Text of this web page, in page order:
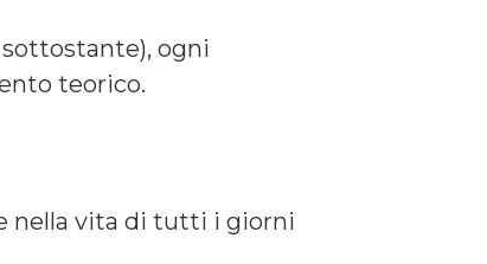
ogni
teorico.
nella vita di tutti i giorni